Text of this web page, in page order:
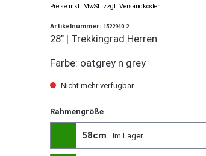
Preise inkl. MwSt. zzgl. Versandkosten
Artikelnummer: 1522940.2
28" | Trekkingrad Herren
Farbe: oatgrey n grey
Nicht mehr verfügbar
Rahmengröße
58cm Im Lager